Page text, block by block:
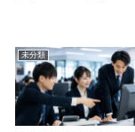
未分類